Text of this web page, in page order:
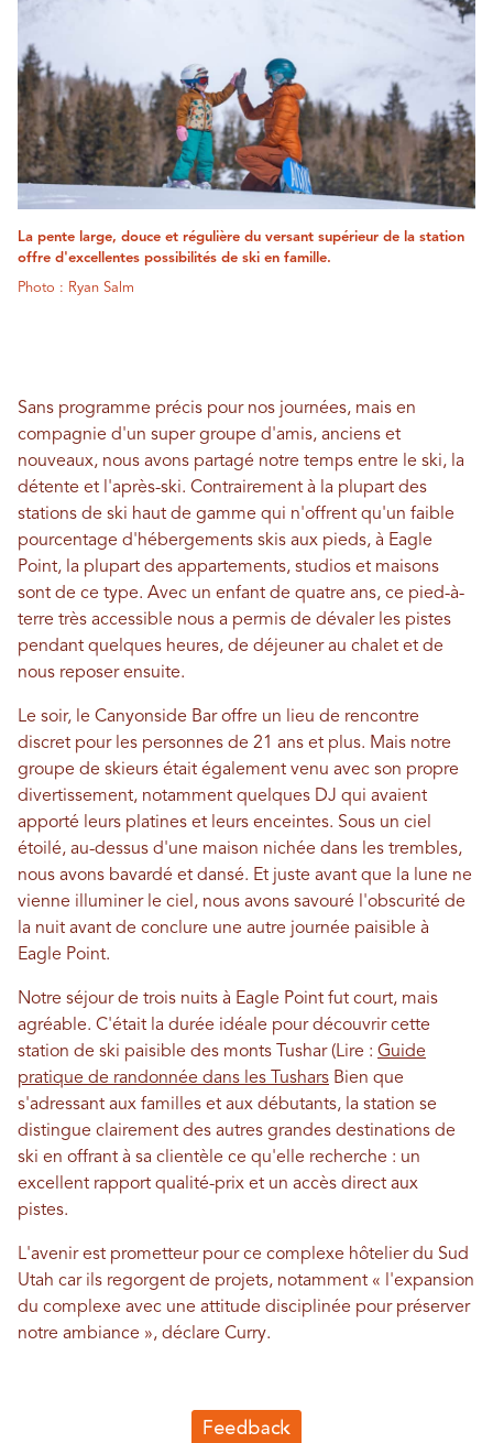
La pente large, douce et régulière du versant supérieur de la station
offre d'excellentes possibilités de ski en famille.
Photo : Ryan Salm
Sans programme précis pour nos journées, mais en
compagnie d'un super groupe d'amis, anciens et
nouveaux, nous avons partagé notre temps entre le ski, la
détente et l'après-ski. Contrairement à la plupart des
stations de ski haut de gamme qui n'offrent qu'un faible
pourcentage d'hébergements skis aux pieds, à Eagle
Point, la plupart des appartements, studios et maisons
sont de ce type. Avec un enfant de quatre ans, ce pied-à-
terre très accessible nous a permis de dévaler les pistes
pendant quelques heures, de déjeuner au chalet et de
nous reposer ensuite.
Le soir, le Canyonside Bar offre un lieu de rencontre
discret pour les personnes de 21 ans et plus. Mais notre
groupe de skieurs était également venu avec son propre
divertissement, notamment quelques DJ qui avaient
apporté leurs platines et leurs enceintes. Sous un ciel
étoilé, au-dessus d'une maison nichée dans les trembles,
nous avons bavardé et dansé. Et juste avant que la lune ne
vienne illuminer le ciel, nous avons savouré l'obscurité de
la nuit avant de conclure une autre journée paisible à
Eagle Point.
Notre séjour de trois nuits à Eagle Point fut court, mais
agréable. C'était la durée idéale pour découvrir cette
station de ski paisible des monts Tushar (Lire : Guide
pratique de randonnée dans les Tushars Bien que
s'adressant aux familles et aux débutants, la station se
distingue clairement des autres grandes destinations de
ski en offrant à sa clientèle ce qu'elle recherche : un
excellent rapport qualité-prix et un accès direct aux
pistes.
L'avenir est prometteur pour ce complexe hôtelier du Sud
Utah car ils regorgent de projets, notamment « l'expansion
du complexe avec une attitude disciplinée pour préserver
notre ambiance », déclare Curry.